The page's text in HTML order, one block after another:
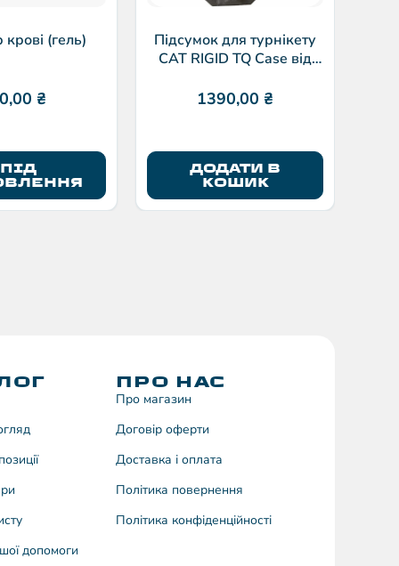
крові (гель)
₴
ПІД
Підсумок для турнікету
CAT RIGID TQ Case від
1390,00 ₴
ДОДАТИ В
КОШИК
допомоги
ПРО НАС
Про магазин
Договiр оферти
Доставка і оплата
Політика повернення
Політика конфіденційності